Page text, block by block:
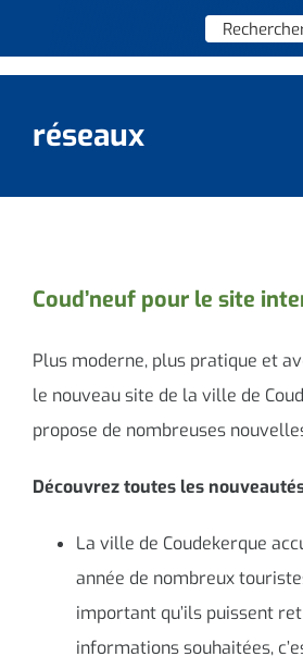
Chercher
:
Vie municipale
Social & solidarité
réseaux
Coud’neuf pour le site
Plus moderne, plus pratique et
le nouveau site de la ville de
propose de nombreuses
Découvrez toutes les
La ville de Coudekerque
année de nombreux
important qu’ils puissent
informations souhaitées,